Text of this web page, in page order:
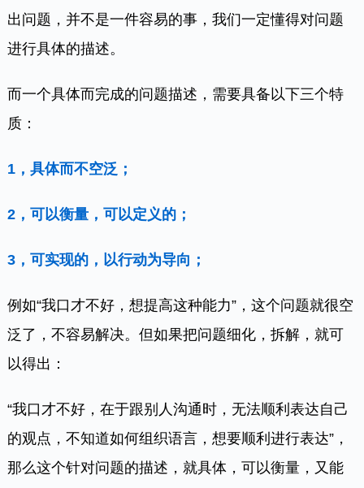
出问题，并不是一件容易的事，我们一定懂得对问题
进行具体的描述。
而一个具体而完成的问题描述，需要具备以下三个特
质：
1，具体而不空泛；
2，可以衡量，可以定义的；
3，可实现的，以行动为导向；
例如“我口才不好，想提高这种能力”，这个问题就很空
泛了，不容易解决。但如果把问题细化，拆解，就可
以得出：
“我口才不好，在于跟别人沟通时，无法顺利表达自己
的观点，不知道如何组织语言，想要顺利进行表达”，
那么这个针对问题的描述，就具体，可以衡量，又能